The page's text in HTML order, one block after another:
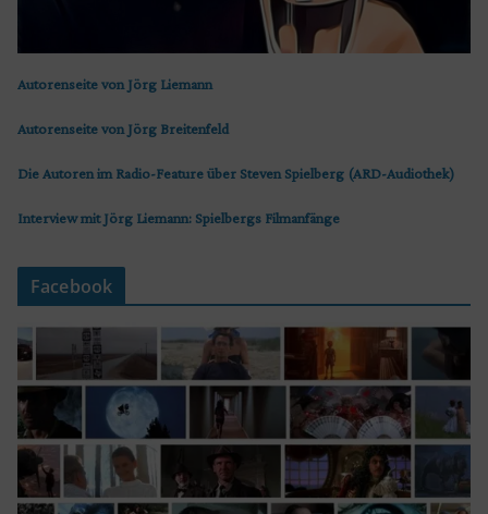
Autorenseite von Jörg Liemann
Autorenseite von Jörg Breitenfeld
Die Autoren im Radio-Feature über Steven Spielberg (ARD-Audiothek)
Interview mit Jörg Liemann: Spielbergs Filmanfänge
Facebook